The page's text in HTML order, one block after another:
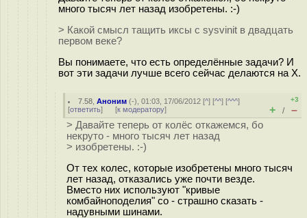
много тысяч лет назад изобретены. :-)
> Какой смысл тащить иксы с sysvinit в двадцать
первом веке?
Вы понимаете, что есть определённые задачи? И
вот эти задачи лучше всего сейчас делаются на Х.
7.58 ,Аноним (-), 01:03, 17/06/2012 [^] [^^] [^^^]
[ответить] [к модератору]
+3
+ / –
> Давайте теперь от колёс откажемся, бо
некруто - много тысяч лет назад
> изобретены. :-)
От тех колес, которые изобретены много тысяч
лет назад, отказались уже почти везде.
Вместо них используют "кривые
комбайноподелия" со - страшно сказать -
надувными шинами.